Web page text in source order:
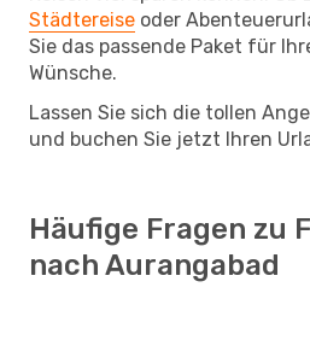
Städtereise oder
Sie das passende Paket für
Wünsche.
Lassen Sie sich die tollen
und buchen Sie jetzt Ihren
Häufige Fragen zu
nach Aurangabad